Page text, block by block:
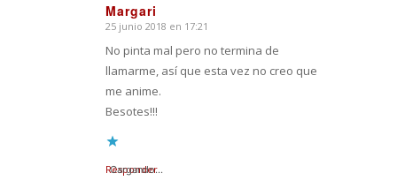
Margari
Dice:
25 junio 2018 en 17:21
No pinta mal pero no termina de
llamarme, así que esta vez no creo que
me anime.
Besotes!!!
Cargando...
Responder